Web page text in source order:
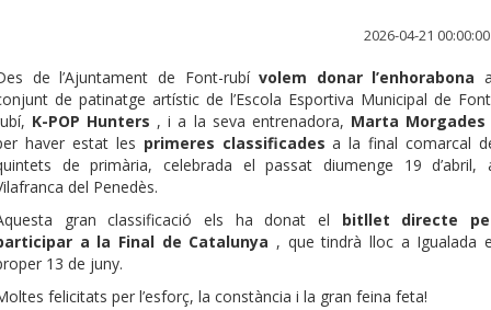
2026-04-21 00:00:00
de l’Ajuntament de Font-rubívolem donar l’enhorabona
de patinatge artístic de l’Escola Esportiva Municipal de
K-POP Hunters , i a la seva entrenadora, Marta Morgades
haver estat les primeres classificades a la final comarcal
de primària, celebrada el passat diumenge 19 d’abril,
del Penedès.
gran classificació els ha donat el bitllet directe
a la Final de Catalunya , que tindrà lloc a Igualada
13 de juny.
felicitats per l’esforç, la constància i la gran feina feta!